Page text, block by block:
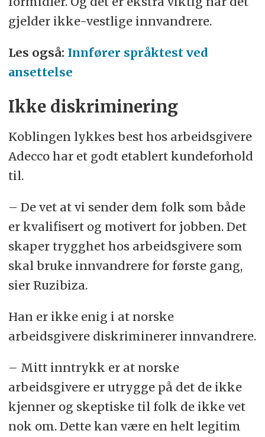
gjelder ikke-vestlige innvandrere.
Les også: Innfører språktest ved
ansettelse
Ikke diskriminering
Koblingen lykkes best hos arbeidsgivere
Adecco har et godt etablert kundeforhold
til.
– De vet at vi sender dem folk som både
er kvalifisert og motivert for jobben. Det
skaper trygghet hos arbeidsgivere som
skal bruke innvandrere for første gang,
sier Ruzibiza.
Han er ikke enig i at norske
arbeidsgivere diskriminerer innvandrere.
– Mitt inntrykk er at norske
arbeidsgivere er utrygge på det de ikke
kjenner og skeptiske til folk de ikke vet
nok om. Dette kan være en helt legitim